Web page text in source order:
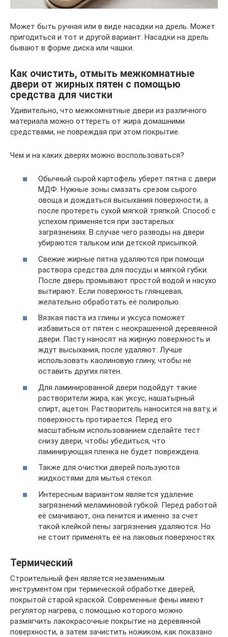
Может быть ручная или в виде насадки на дрель. Может
пригодиться и тот и другой вариант. Насадки на дрель
бывают в форме диска или чашки.
Как очистить, отмыть межкомнатные
двери от жирных пятен с помощью
средства для чистки
Удивительно, что межкомнатные двери из различного
материала можно оттереть от жира домашними
средствами, не повреждая при этом покрытие.
Чем и на каких дверях можно воспользоваться?
Обычный сырой картофель уберет пятна с двери
МДФ. Нужные зоны смазать срезом сырого
овоща и дождаться высыхания поверхности, а
после протереть сухой мягкой тряпкой. Способ с
успехом применяется при застарелых
загрязнениях. В случае чего разводы на двери
убираются тальком или детской присыпкой.
Свежие жирные пятна удаляются при помощи
раствора средства для посуды и мягкой губки.
После дверь промывают простой водой и насухо
вытирают. Если поверхность глянцевая,
желательно обработать её полиролью.
Вязкая паста из глины и уксуса поможет
избавиться от пятен с неокрашенной деревянной
двери. Пасту наносят на жирную поверхность и
ждут высыхания, после удаляют. Лучше
использовать каолиновую глину, чтобы не
оставить других пятен.
Для ламинированной двери подойдут такие
растворители жира, как уксус, нашатырный
спирт, ацетон. Растворитель наносится на вату, и
поверхность протирается. Перед его
масштабным использованием сделайте тест
снизу двери, чтобы убедиться, что
ламинирующая пленка не будет повреждена.
Также для очистки дверей пользуются
жидкостями для мытья стекол.
Интересным вариантом является удаление
загрязнений меламиновой губкой. Перед работой
её смачивают, она пенится и именно за счет
такой клейкой пены загрязнения удаляются. Но
не стоит применять её на лаковых поверхностях.
Термический
Строительный фен является незаменимым
инструментом при термической обработке дверей,
покрытой старой краской. Современные фены имеют
регулятор нагрева, с помощью которого можно
размягчить лакокрасочные покрытие на деревянной
поверхности, а затем зачистить ножиком, как показано